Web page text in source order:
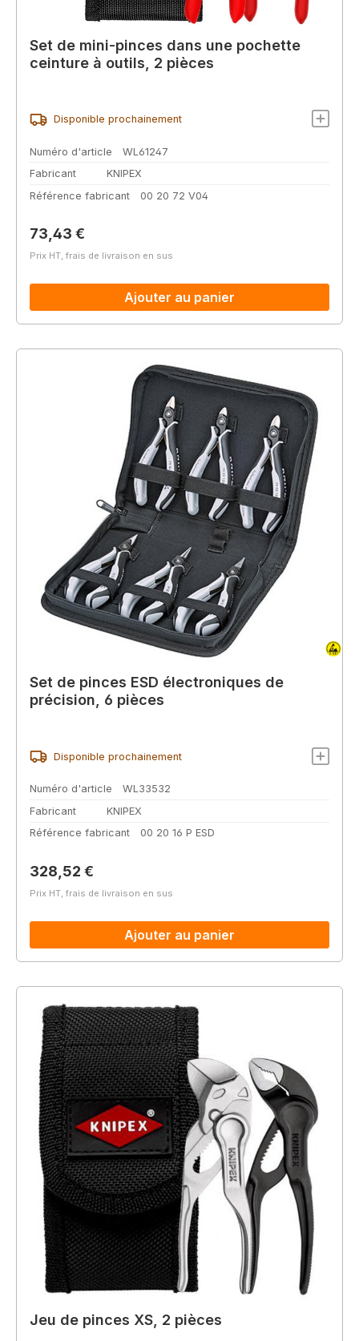
Set de mini-pinces dans une pochette
ceinture à outils, 2 pièces
Disponible prochainement
Numéro d'article
WL61247
Fabricant
KNIPEX
Référence fabricant
00 20 72 V04
Prix régulier :
73,43 €
Prix HT, frais de livraison en sus
Ajouter au panier
Set de pinces ESD électroniques de
précision, 6 pièces
Disponible prochainement
Numéro d'article
WL33532
Fabricant
KNIPEX
Référence fabricant
00 20 16 P ESD
Prix régulier :
328,52 €
Prix HT, frais de livraison en sus
Ajouter au panier
Jeu de pinces XS, 2 pièces